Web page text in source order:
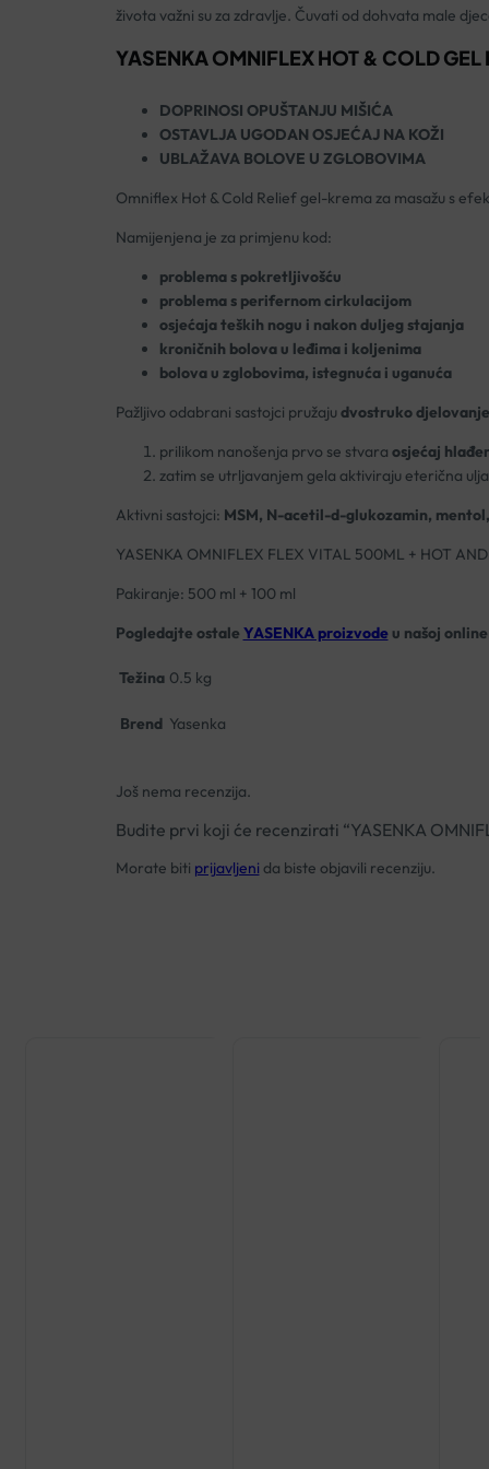
života važni su za zdravlje. Čuvati od dohvata male
YASENKA OMNIFLEX HOT & COLD
DOPRINOSI OPUŠTANJU MIŠIĆA
OSTAVLJA UGODAN OSJEĆAJ NA KOŽI
UBLAŽAVA BOLOVE U ZGLOBOVIMA
Omniflex Hot & Cold Relief gel-krema za masažu s
Namijenjena je za primjenu kod:
problema s pokretljivošću
problema s perifernom cirkulacijom
osjećaja teških nogu i nakon duljeg stajanja
kroničnih bolova u leđima i koljenima
bolova u zglobovima, istegnuća i uganuća
Pažljivo odabrani sastojci pružaju dvostruko
prilikom nanošenja prvo se stvara osjećaj
zatim se utrljavanjem gela aktiviraju eterična
Aktivni sastojci: MSM, N-acetil-d-glukozamin,
YASENKA OMNIFLEX FLEX VITAL 500ML + HOT
Pakiranje: 500 ml + 100 ml
Pogledajte ostale YASENKA proizvodeu našoj
Težina 0.5 kg
Brend Yasenka
Još nema recenzija.
Budite prvi koji će recenzirati “YASENKA
Morate biti prijavljeni da biste objavili recenziju.